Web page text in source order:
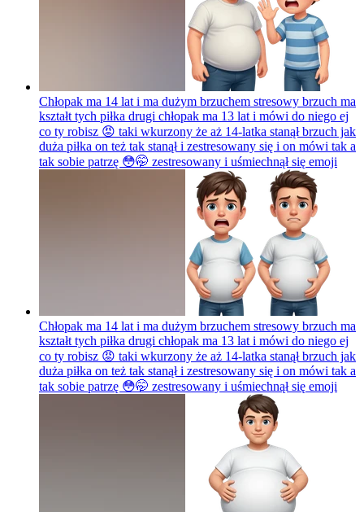
Chłopak ma 14 lat i ma dużym brzuchem stresowy brzuch ma
kształt tych piłka drugi chłopak ma 13 lat i mówi do niego ej
co ty robisz 😡 taki wkurzony że aż 14-latka stanął brzuch jak
duża piłka on też tak stanął i zestresowany się i on mówi tak a
tak sobie patrzę 😳🤭 zestresowany i uśmiechnął się emoji
Chłopak ma 14 lat i ma dużym brzuchem stresowy brzuch ma
kształt tych piłka drugi chłopak ma 13 lat i mówi do niego ej
co ty robisz 😡 taki wkurzony że aż 14-latka stanął brzuch jak
duża piłka on też tak stanął i zestresowany się i on mówi tak a
tak sobie patrzę 😳🤭 zestresowany i uśmiechnął się emoji